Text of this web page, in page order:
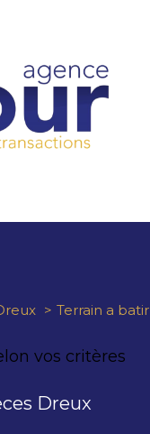
Terrain a batir
vos critères
Dreux